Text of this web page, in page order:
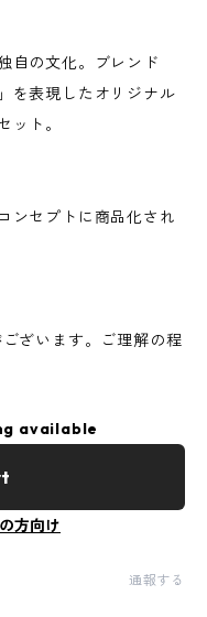
自の文化。ブレンド
を表現したオリジナル
ット。
ンセプトに商品化され
ざいます。ご理解の程
available
方向け
通報する